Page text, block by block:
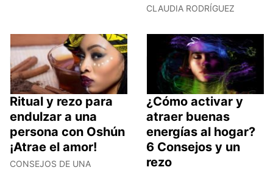
CLAUDIA RODRÍGUEZ
Ritual y rezo para
endulzar a una
persona con Oshún
¡Atrae el amor!
CONSEJOS DE UNA
¿Cómo activar y
atraer buenas
energías al hogar?
6 Consejos y un
rezo